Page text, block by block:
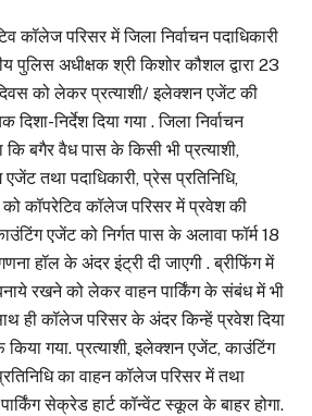
कॉलेज परिसर में जिला निर्वाचन पदाधिकारी
पुलिस अधीक्षक श्री किशोर कौशल द्वारा 23
को लेकर प्रत्याशी/ इलेक्शन एजेंट की
निर्देश दिया गया . जिला निर्वाचन
कि बगैर वैध पास के किसी भी प्रत्याशी,
तथा पदाधिकारी, प्रेस प्रतिनिधि,
कॉपरेटिव कॉलेज परिसर में प्रवेश की
एजेंट को निर्गत पास के अलावा फॉर्म 18
हॉल के अंदर इंट्री दी जाएगी . ब्रीफिंग में
रखने को लेकर वाहन पार्किंग के संबंध में भी
साथ ही कॉलेज परिसर के अंदर किन्हें प्रवेश दिया
किया गया. प्रत्याशी, इलेक्शन एजेंट, काउंटिंग
का वाहन कॉलेज परिसर में तथा
सेक्रेड हार्ट कॉन्वेंट स्कूल के बाहर होगा.